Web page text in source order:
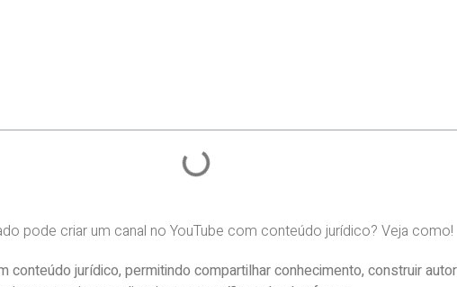
conteúdo jurídico, permitindo compartilhar conhecimento, construir